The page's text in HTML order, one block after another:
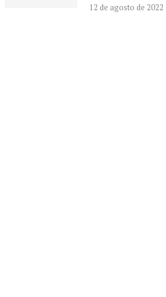
12 de agosto de 2022